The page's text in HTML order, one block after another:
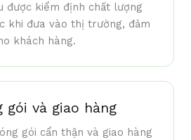
được kiểm định chất lượng
khi đưa vào thị trường, đảm
khách hàng.
gói và giao hàng
gói cẩn thận và giao hàng